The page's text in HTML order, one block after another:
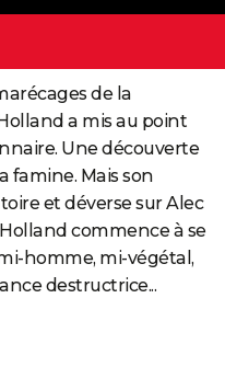
de la
a mis au point
Une découverte
famine. Mais son
et déverse sur Alec
commence à se
homme, mi-végétal,
destructrice...